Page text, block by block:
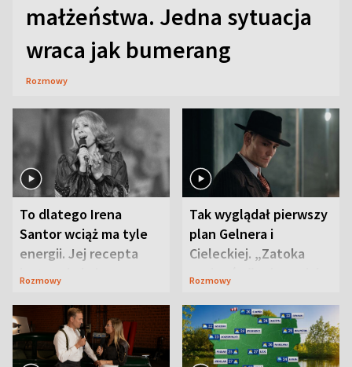
małżeństwa. Jedna sytuacja
wraca jak bumerang
Rozmowy
To dlatego Irena
Santor wciąż ma tyle
energii. Jej recepta
jest zaskakująco
Rozmowy
Tak wyglądał pierwszy
plan Gelnera i
Cieleckiej. „Zatoka
szpiegów” od razu ich
Rozmowy